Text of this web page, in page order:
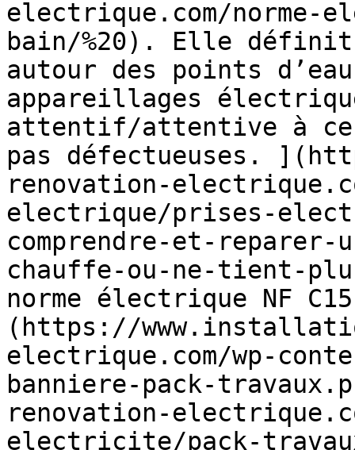
electrique.com/norme-
bain/%20). Elle définit
autour des points
appareillages
attentif/attentive à ce
pas défectueuses.
renovation-
electrique/prises-
comprendre-et-
chauffe-ou-ne-tient-
norme électrique NF
(https://
electrique.com/wp-
banniere-pack-
renovation-
electricite/pack-